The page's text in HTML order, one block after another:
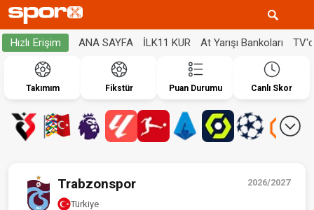
Hızlı Erişim ANA SAYFA İLK11 KUR At Yarışı Bankoları
Takımım Fikstür Puan Durumu Canlı Skor
2026/2027
Trabzonspor
Türkiye